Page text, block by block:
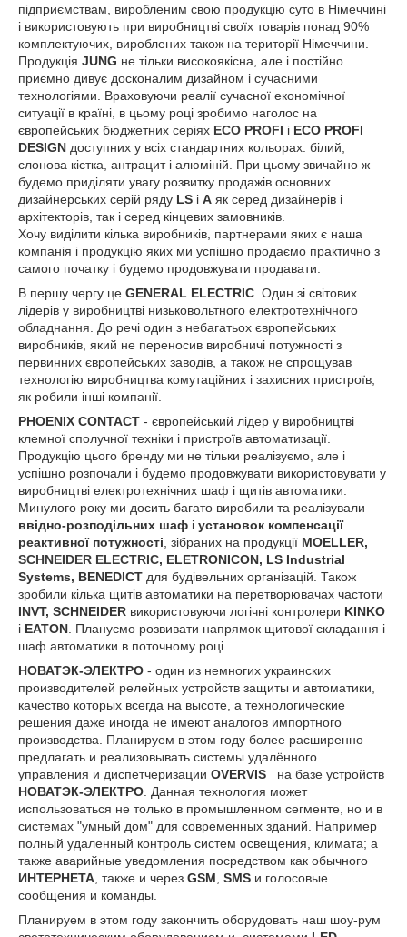
підприємствам, виробленим свою продукцію суто в Німеччині
і використовують при виробництві своїх товарів понад 90%
комплектуючих, вироблених також на території Німеччини.
Продукція JUNG не тільки високоякісна, але і постійно
приємно дивує досконалим дизайном і сучасними
технологіями. Враховуючи реалії сучасної економічної
ситуації в країні, в цьому році зробимо наголос на
європейських бюджетних серіях ECO PROFI і ECO PROFI
DESIGN доступних у всіх стандартних кольорах: білий,
слонова кістка, антрацит і алюміній. При цьому звичайно ж
будемо приділяти увагу розвитку продажів основних
дизайнерських серій ряду LS і A як серед дизайнерів і
архітекторів, так і серед кінцевих замовників.
Хочу виділити кілька виробників, партнерами яких є наша
компанія і продукцію яких ми успішно продаємо практично з
самого початку і будемо продовжувати продавати.
В першу чергу це GENERAL ELECTRIC . Один зі світових
лідерів у виробництві низьковольтного електротехнічного
обладнання . До речі один з небагатьох європейських
виробників, який не переносив виробничі потужності з
первинних європейських заводів, а також не спрощував
технологію виробництва комутаційних і захисних пристроїв,
як робили інші компанії.
PHOENIX CONTACT - європейський лідер у виробництві
клемної сполучної техніки і пристроїв автоматизації.
Продукцію цього бренду ми не тільки реалізуємо, але і
успішно розпочали і будемо продовжувати використовувати у
виробництві електротехнічних шаф і щитів автоматики.
Минулого року ми досить багато виробили та реалізували
ввідно-розподільних шаф і установок компенсації
реактивної потужності , зібраних на продукції MOELLER,
SCHNEIDER ELECTRIC, ELETRONICON, LS Industrial
Systems, BENEDICT для будівельних організацій. Також
зробили кілька щитів автоматики на перетворювачах частоти
INVT, SCHNEIDER використовуючи логічні контролери KINKO
і EATON . Плануємо розвивати напрямок щитової складання і
шаф автоматики в поточному році.
НОВАТЭК-ЭЛЕКТРО - один из немногих украинских
производителей релейных устройств защиты и автоматики,
качество которых всегда на высоте, а технологические
решения даже иногда не имеют аналогов импортного
производства. Планируем в этом году более расширенно
предлагать и реализовывать системы удалённого
управления и диспетчеризации OVERVIS на базе устройств
НОВАТЭК-ЭЛЕКТРО . Данная технология может
использоваться не только в промышленном сегменте, но и в
системах "умный дом" для современных зданий. Например
полный удаленный контроль систем освещения, климата; а
также аварийные уведомления посредством как обычного
ИНТЕРНЕТА , также и через GSM SMS и голосовые
сообщения и команды.
Планируем в этом году закончить оборудовать наш шоу-рум